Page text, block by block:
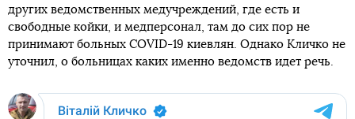
других ведомственных медучреждений, где есть и
свободные койки, и медперсонал, там до сих пор не
принимают больных COVID-19 киевлян. Однако Кличко не
уточнил, о больницах каких именно ведомств идет речь.